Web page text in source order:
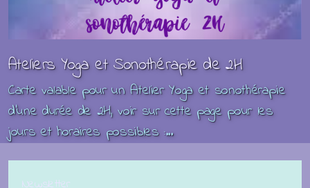
Ateliers Yoga et Sonothérapie de 2H
Carte valable pour un Atelier Yoga et sonothérapie
d'une durée de 2H, voir sur cette page pour les
jours et horaires possibles :...